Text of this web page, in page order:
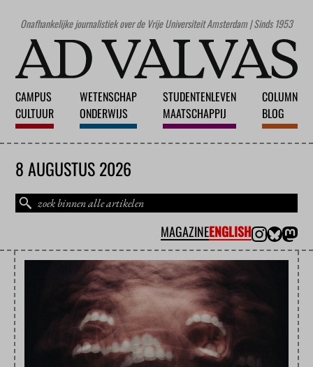
Onafhankelijke journalistiek over de Vrije Universiteit Amsterdam | Sinds 1953
CAMPUS
CULTUUR
WETENSCHAP
ONDERWIJS
STUDENTENLEVEN
MAATSCHAPPIJ
COLUMN
BLOG
8 AUGUSTUS 2026
MAGAZINEENGLISH